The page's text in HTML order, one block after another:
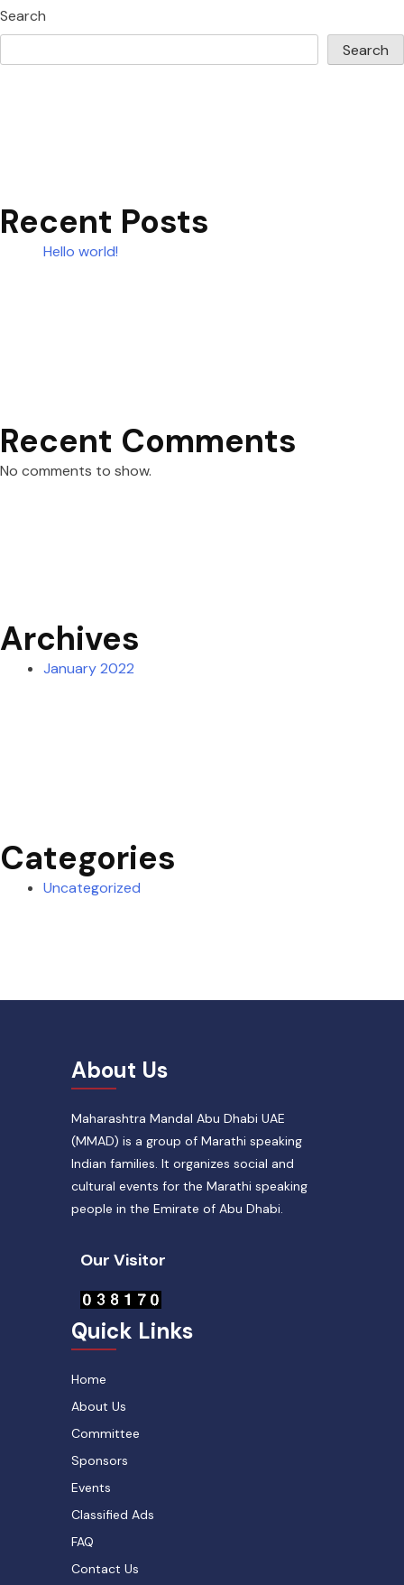
Search
Search
Recent Posts
Hello world!
Recent Comments
No comments to show.
Archives
January 2022
Categories
Uncategorized
About Us
Maharashtra Mandal Abu Dhabi UAE
(MMAD) is a group of Marathi speaking
Indian families. It organizes social and
cultural events for the Marathi speaking
people in the Emirate of Abu Dhabi.
Our Visitor
Quick Links
Home
About Us
Committee
Sponsors
Events
Classified Ads
FAQ
Contact Us